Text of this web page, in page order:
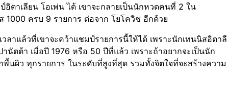
ตาเลียน โอเพ่น ได้ เขาจะกลายเป็นนักหวดคนที่ 2 ใน
1000 ครบ 9 รายการ ต่อจาก โยโควิช อีกด้วย
ลาแล้วที่เขาจะคว้าแชมป์รายการนี้ให้ได้ เพราะนักเทนนิสอิตาลี
นัตต้า เมื่อปี 1976 หรือ 50 ปีที่แล้ว เพราะถ้าอยากจะเป็นนัก
นผิว ทุกรายการ ในระดับที่สูงที่สุด รวมทั้งจิตใจที่จะสร้างความ